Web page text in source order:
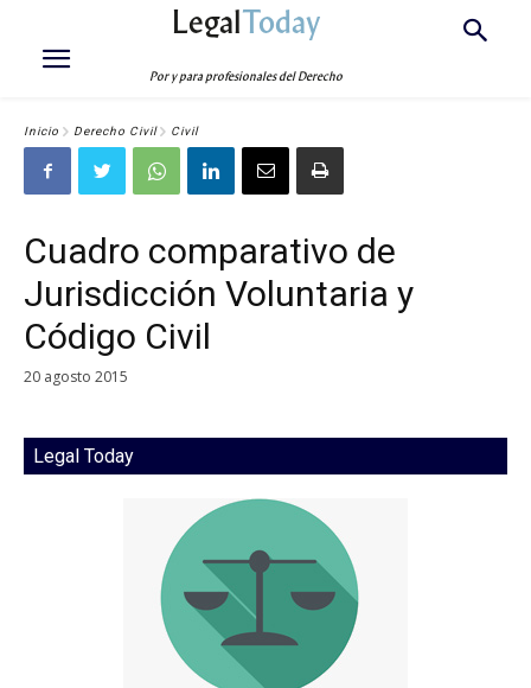
LegalToday
Por y para profesionales del Derecho
Inicio Derecho Civil Civil
Cuadro comparativo de
Jurisdicción Voluntaria y
Código Civil
20 agosto 2015
Legal Today